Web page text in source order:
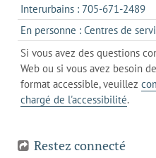
Interurbains : 705-671-2489
un
de
En personne : Centres de
Si vous avez des questions
Web ou si vous avez besoin
format accessible, veuillez
chargé de l'accessibilité.
Restez connecté